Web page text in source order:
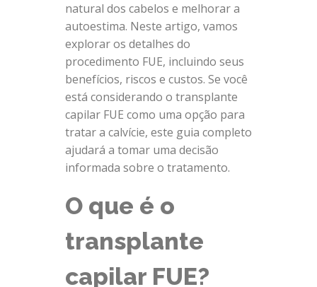
natural dos cabelos e melhorar a
autoestima. Neste artigo, vamos
explorar os detalhes do
procedimento FUE, incluindo seus
benefícios, riscos e custos. Se você
está considerando o transplante
capilar FUE como uma opção para
tratar a calvície, este guia completo
ajudará a tomar uma decisão
informada sobre o tratamento.
O que é o
transplante
capilar FUE?